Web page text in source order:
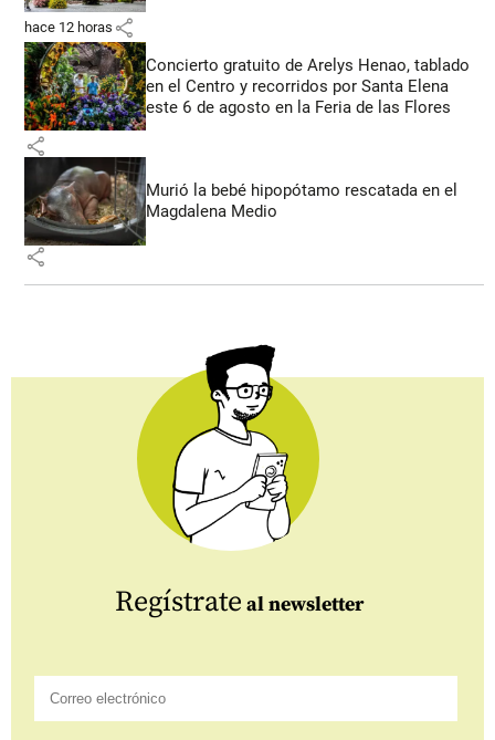
hace 12 horas share
Concierto gratuito de Arelys Henao, tablado
en el Centro y recorridos por Santa Elena
este 6 de agosto en la Feria de las Flores
share
Murió la bebé hipopótamo rescatada en el
Magdalena Medio
share
Regístrate al newsletter